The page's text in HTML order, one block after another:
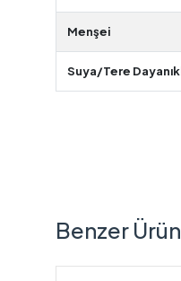
Menşei
Suya/Tere
Benzer